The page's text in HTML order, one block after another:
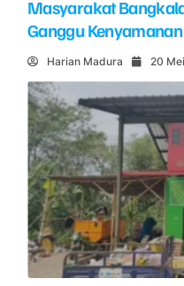
Masyarakat
Ganggu
Harian Madura 20